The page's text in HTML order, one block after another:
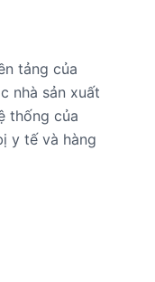
tảng của
nhà sản xuất
thống của
y tế và hàng